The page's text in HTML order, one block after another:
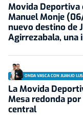
Movida Deportiva
Manuel Monje
nuevo destino de
Agirrezabala, una
ONDA VASCA CON JUANJO
La Movida
Mesa redonda
central